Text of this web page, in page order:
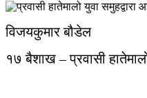
विजयकुमार बौडेल
१७ बैशाख – प्रवासी